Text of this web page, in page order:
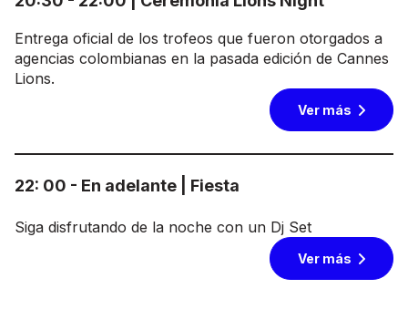
Entrega oficial de los trofeos que fueron otorgados a
agencias colombianas en la pasada edición de Cannes
Lions.
Ver más
22: 00 - En adelante | Fiesta
Siga disfrutando de la noche con un Dj Set
Ver más